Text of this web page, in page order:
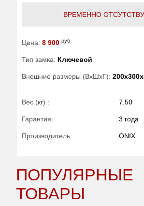
ВРЕМЕННО
Цена: 8 900 руб
Тип замка: Ключевой
Внешние размеры (ВхШхГ):
Вес (кг) : 7.50
Гарантия: 3 года
Производитель: ONIX
ПОПУЛЯРНЫЕ
ТОВАРЫ